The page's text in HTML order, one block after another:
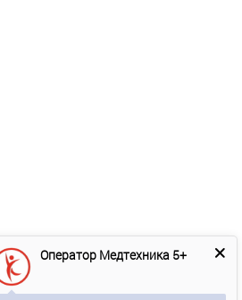
Оператор Медтехника 5+